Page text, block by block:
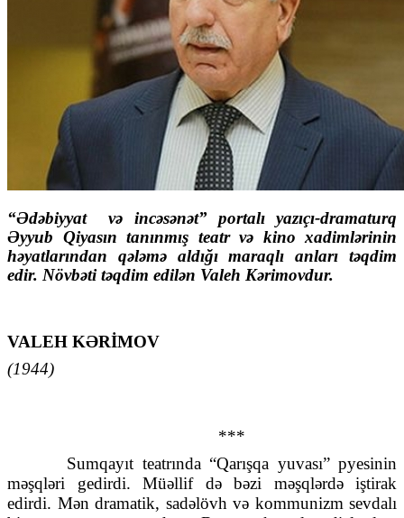
“Ədəbiyyat və incəsənət” portalı yazıçı-dramaturq
Əyyub Qiyasın tanınmış teatr və kino xadimlərinin
həyatlarından qələmə aldığı maraqlı anları təqdim
edir. Növbəti təqdim edilən Valeh Kərimovdur.
VALEH KƏRİMOV
(1944)
***
Sumqayıt teatrında “Qarışqa yuvası” pyesinin
məşqləri gedirdi. Müəllif də bəzi məşqlərdə iştirak
edirdi. Mən dramatik, sadəlövh və kommunizm sevdalı